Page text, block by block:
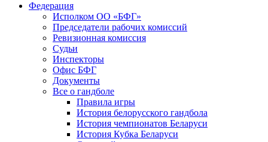
Федерация
Исполком ОО «БФГ»
Председатели рабочих комиссий
Ревизионная комиссия
Судьи
Инспекторы
Офис БФГ
Документы
Все о гандболе
Правила игры
История белорусского гандбола
История чемпионатов Беларуси
История Кубка Беларуси